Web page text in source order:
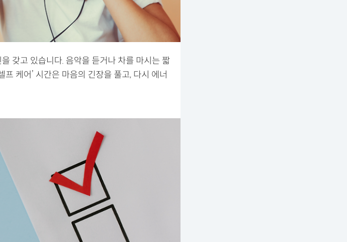
갖고 있습니다. 음악을 듣거나 차를 마시는 짧
케어’ 시간은 마음의 긴장을 풀고, 다시 에너